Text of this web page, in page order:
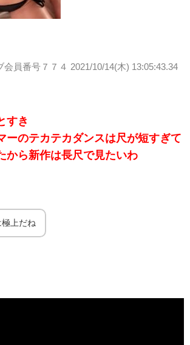
会員番号７７４ 2021/10/14(木) 13:05:43.34
すき
ーのテカテカダンスは尺が短すぎて
から新作は長尺で見たいわ
極上だね